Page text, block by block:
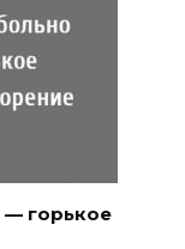
— горькое